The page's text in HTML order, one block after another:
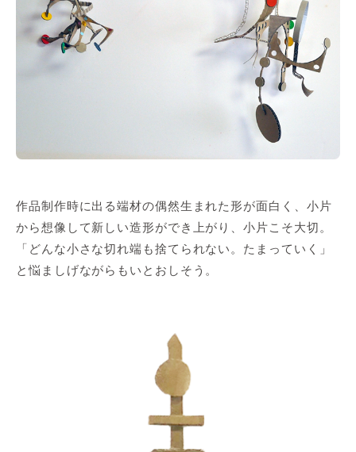
作品制作時に出る端材の偶然生まれた形が面白く、小片
から想像して新しい造形ができ上がり、小片こそ大切。
「どんな小さな切れ端も捨てられない。たまっていく」
と悩ましげながらもいとおしそう。